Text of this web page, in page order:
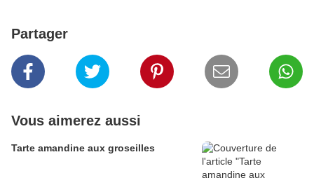
Partager
Vous aimerez aussi
Tarte amandine aux groseilles